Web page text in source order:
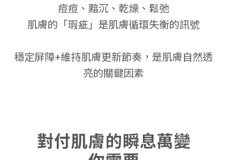
痘痘、黯沉、乾燥、鬆弛
肌膚的「瑕疵」是肌膚循環失衡的訊號
穩定屏障+維持肌膚更新節奏，是肌膚自然透
亮的關鍵因素